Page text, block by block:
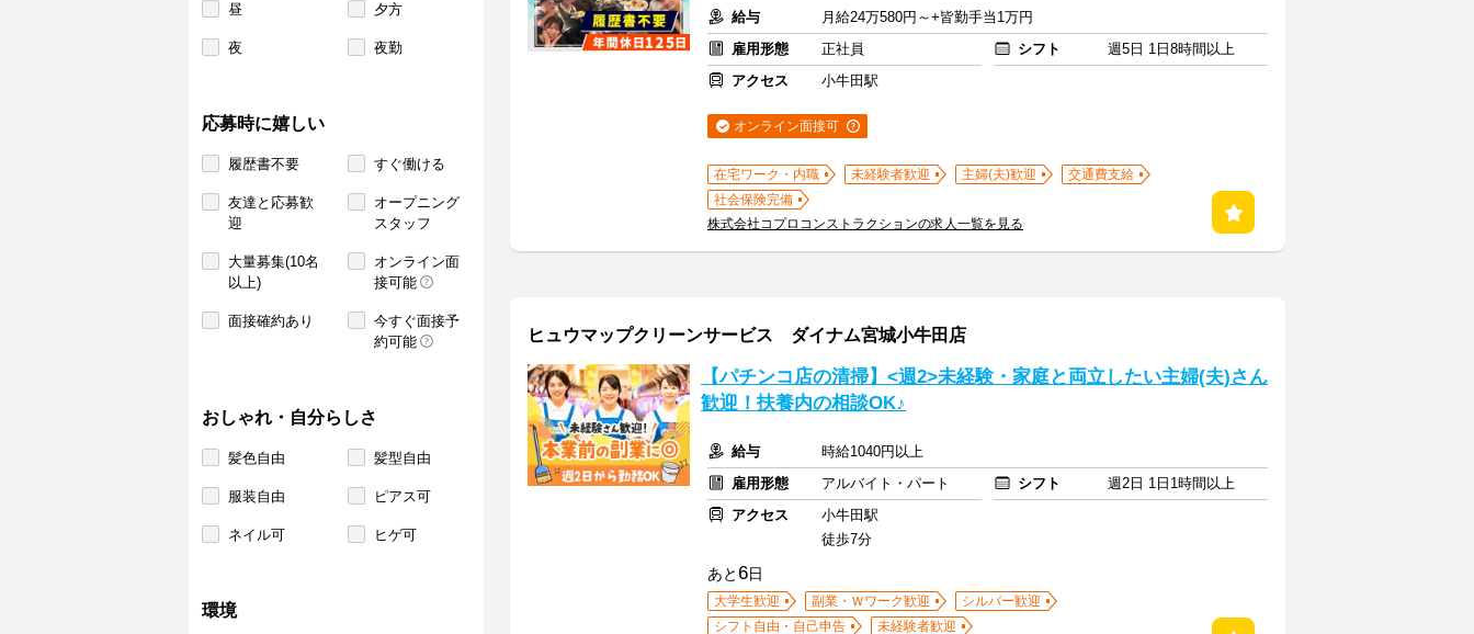
昼 夕方
夜 夜勤
応募時に嬉しい
履歴書不要 すぐ働ける
友達と応募歓
迎
オープニング
スタッフ
大量募集(10名
以上)
オンライン面
接可能
面接確約あり
今すぐ面接予
約可能
おしゃれ・自分らしさ
髪色自由 髪型自由
服装自由 ピアス可
ネイル可 ヒゲ可
環境
給与
月給24万580円～+皆勤手当1万円
雇用形態
正社員 シフト
週5日 1日8時間以上
アクセス
小牛田駅
オンライン面接可
在宅ワーク・内職 未経験者歓迎 主婦(夫)歓迎
交通費支給
社会保険完備
株式会社コプロコンストラクションの求人一覧を見る
ヒュウマップクリーンサービス ダイナム宮城小牛田店
【パチンコ店の清掃】<週2>未経験・家庭と両立したい主婦(夫)さん
歓迎！扶養内の相談OK♪
給与
時給1040円以上
雇用形態
アルバイト・パート シフト
週2日 1日1時間以上
アクセス
小牛田駅
徒歩7分
あと6日
大学生歓迎 副業・Ｗワーク歓迎
シルバー歓迎
シフト自由・自己申告
未経験者歓迎